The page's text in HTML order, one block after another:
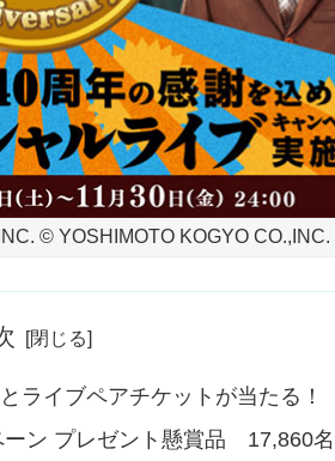
© YOSHIMOTO KOGYO CO.,INC.
ライブペアチケットが当たる！
ーン プレゼント懸賞品 17,860